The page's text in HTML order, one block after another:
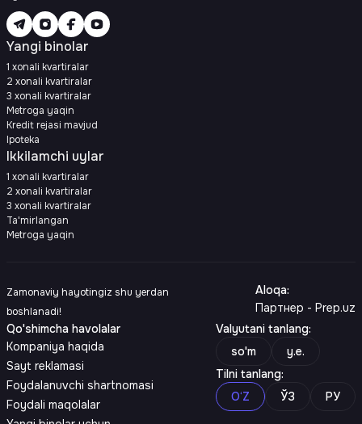
Yangi binolar
1 xonali kvartiralar
2 xonali kvartiralar
3 xonali kvartiralar
Metroga yaqin
Kredit rejasi mavjud
Ipoteka
Ikkilamchi uylar
1 xonali kvartiralar
2 xonali kvartiralar
3 xonali kvartiralar
Ta'mirlangan
Metroga yaqin
Zamonaviy hayotingiz shu yerdan
boshlanadi!
Aloqa:
Партнер - Prep.uz
Qo'shimcha havolalar
Kompaniya haqida
Sayt reklamasi
Foydalanuvchi shartnomasi
Foydali maqolalar
Valyutani tanlang:
so'm
y.e.
Tilni tanlang:
O‘Z
ЎЗ РУ